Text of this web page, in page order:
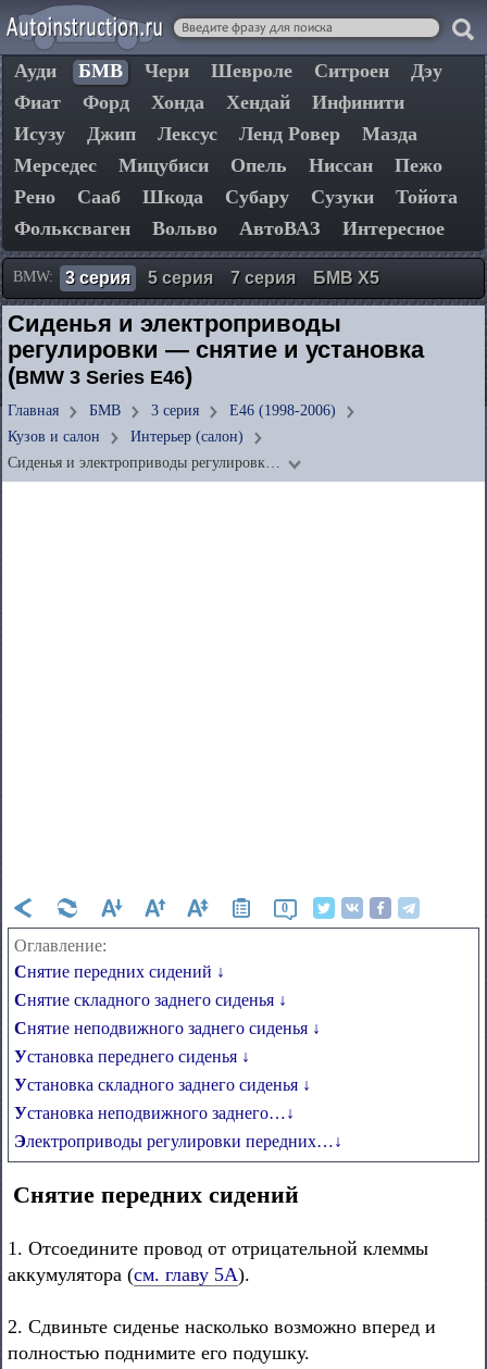
Ауди БМВ Чери Шевроле Ситроен
Дэу
Фиат
Форд Хонда Хендай
Инфинити
Исузу
Джип Лексус Ленд Ровер
Мазда
Мерседес
Мицубиси Опель Ниссан
Пежо
Рено
Сааб Шкода Субару Сузуки
Тойота
Фольксваген
Вольво АвтоВАЗ Интересное
BMW: 3 серия 5 серия 7 серия БМВ Х5
Сиденья и электроприводы
регулировки — снятие и установка
(BMW 3 Series E46)
Главная БМВ 3 серия
E46 (1998-2006)
Кузов и салон
Интерьер (салон)
Сиденья и электроприводы регулировк…
0
Оглавление:
Снятие передних сидений ↓
Снятие складного заднего сиденья ↓
Снятие неподвижного заднего сиденья ↓
Установка переднего сиденья ↓
Установка складного заднего сиденья ↓
Установка неподвижного заднего…↓
Электроприводы регулировки передних…↓
Снятие передних сидений
1. Отсоедините провод от отрицательной клеммы
аккумулятора (см. главу 5А).
2. Сдвиньте сиденье насколько возможно вперед и
полностью поднимите его подушку.